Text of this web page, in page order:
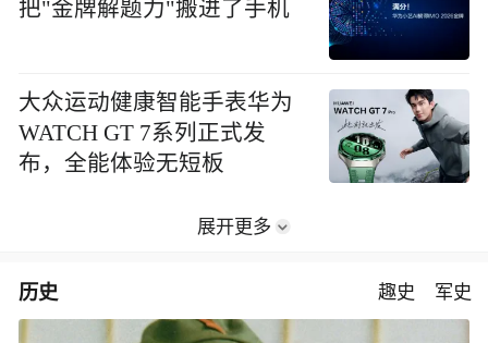
好产品 排行榜
杜比视界第二代登陆海信电